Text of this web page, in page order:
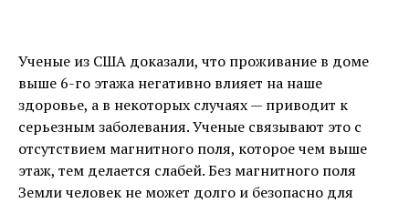
Ученые из США доказали, что проживание в доме
выше 6-го этажа негативно влияет на наше
здоровье, а в некоторых случаях — приводит к
серьезным заболевания. Ученые связывают это с
отсутствием магнитного поля, которое чем выше
этаж, тем делается слабей. Без магнитного поля
Земли человек не может долго и безопасно для